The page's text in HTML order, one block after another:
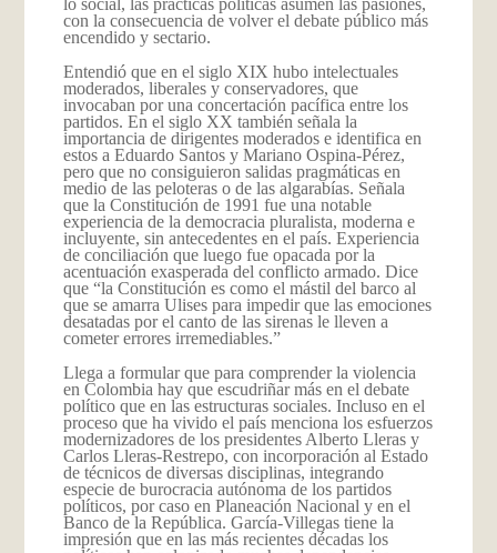
con la consecuencia de volver el debate público más
encendido y sectario.
Entendió que en el siglo XIX hubo intelectuales
moderados, liberales y conservadores, que
invocaban por una concertación pacífica entre los
partidos. En el siglo XX también señala la
importancia de dirigentes moderados e identifica en
estos a Eduardo Santos y Mariano Ospina-Pérez,
pero que no consiguieron salidas pragmáticas en
medio de las peloteras o de las algarabías. Señala
que la Constitución de 1991 fue una notable
experiencia de la democracia pluralista, moderna e
incluyente, sin antecedentes en el país. Experiencia
de conciliación que luego fue opacada por la
acentuación exasperada del conflicto armado. Dice
que “la Constitución es como el mástil del barco al
que se amarra Ulises para impedir que las emociones
desatadas por el canto de las sirenas le lleven a
cometer errores irremediables.”
Llega a formular que para comprender la violencia
en Colombia hay que escudriñar más en el debate
político que en las estructuras sociales. Incluso en el
proceso que ha vivido el país menciona los esfuerzos
modernizadores de los presidentes Alberto Lleras y
Carlos Lleras-Restrepo, con incorporación al Estado
de técnicos de diversas disciplinas, integrando
especie de burocracia autónoma de los partidos
políticos, por caso en Planeación Nacional y en el
Banco de la República. García-Villegas tiene la
impresión que en las más recientes décadas los